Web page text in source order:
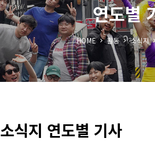
연도별
HOME 활동 소식지
소식지 연도별 기사